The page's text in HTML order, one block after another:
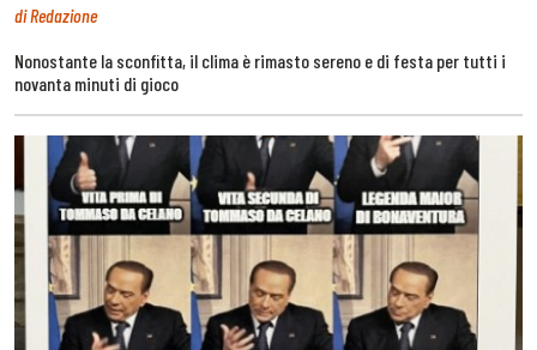
di Redazione
Nonostante la sconfitta, il clima è rimasto sereno e di festa per tutti i
novanta minuti di gioco